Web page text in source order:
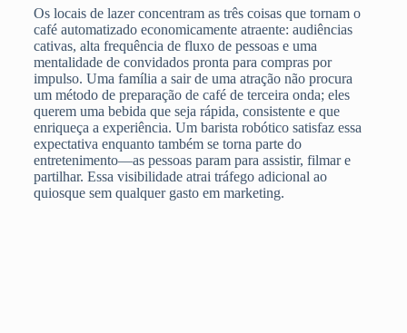
Os locais de lazer concentram as três coisas que tornam o
café automatizado economicamente atraente: audiências
cativas, alta frequência de fluxo de pessoas e uma
mentalidade de convidados pronta para compras por
impulso. Uma família a sair de uma atração não procura
um método de preparação de café de terceira onda; eles
querem uma bebida que seja rápida, consistente e que
enriqueça a experiência. Um barista robótico satisfaz essa
expectativa enquanto também se torna parte do
entretenimento—as pessoas param para assistir, filmar e
partilhar. Essa visibilidade atrai tráfego adicional ao
quiosque sem qualquer gasto em marketing.